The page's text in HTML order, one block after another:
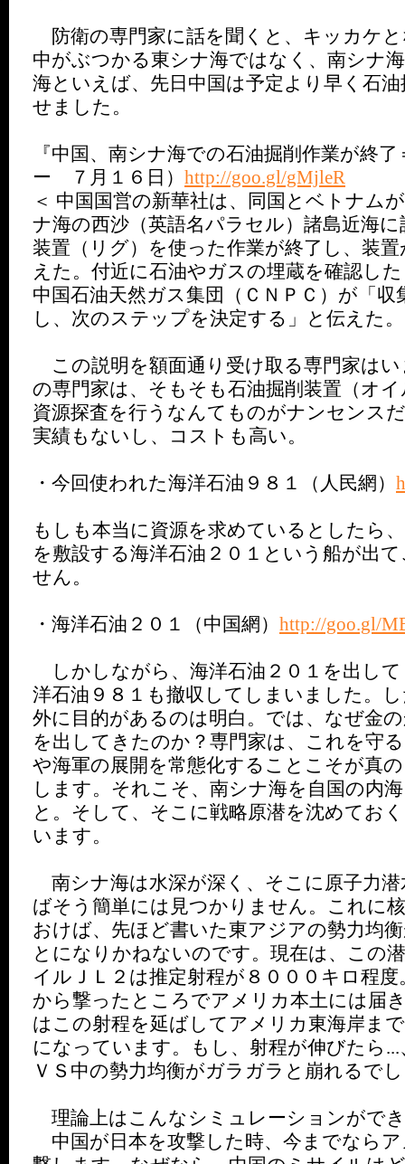
防衛の専門家に話を聞くと、キッカケ
中がぶつかる東シナ海ではなく、南シナ
海といえば、先日中国は予定より早く石
せました。
『中国、南シナ海での石油掘削作業が終
ー ７月１６日） http://goo.gl/gMjleR
＜ 中国国営の新華社は、同国とベトナム
ナ海の西沙（英語名パラセル）諸島近海
装置（リグ）を使った作業が終了し、装
えた。付近に石油やガスの埋蔵を確認し
中国石油天然ガス集団（ＣＮＰＣ）が「
し、次のステップを決定する」と伝えた
この説明を額面通り受け取る専門家はい
の専門家は、そもそも石油掘削装置（オ
資源探査を行うなんてものがナンセンス
実績もないし、コストも高い。
・今回使われた海洋石油９８１（人民網）
もしも本当に資源を求めているとしたら
を敷設する海洋石油２０１という船が出
せん。
・海洋石油２０１（中国網） http://goo.gl/
しかしながら、海洋石油２０１を出し
洋石油９８１も撤収してしまいました。
外に目的があるのは明白。では、なぜ金
を出してきたのか？専門家は、これを守
や海軍の展開を常態化することこそが真
します。それこそ、南シナ海を自国の内
と。そして、そこに戦略原潜を沈めてお
います。
南シナ海は水深が深く、そこに原子力
ばそう簡単には見つかりません。これに
おけば、先ほど書いた東アジアの勢力均
とになりかねないのです。現在は、この
イルＪＬ２は推定射程が８０００キロ程
から撃ったところでアメリカ本土には届
はこの射程を延ばしてアメリカ東海岸ま
になっています。もし、射程が伸びたら
ＶＳ中の勢力均衡がガラガラと崩れるで
理論上はこんなシミュレーションがで
中国が日本を攻撃した時、今までなら